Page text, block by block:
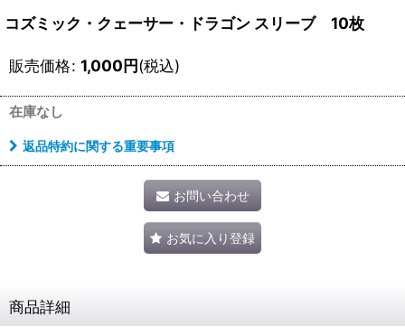
コズミック・クェーサー・ドラゴン スリーブ 10枚
販売価格: 1,000円(税込)
在庫なし
返品特約に関する重要事項
お問い合わせ
お気に入り登録
商品詳細